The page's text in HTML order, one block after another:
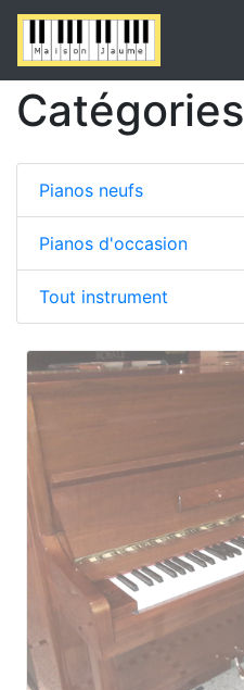
Catégories
Pianos neufs
Pianos d'occasion
Tout instrument